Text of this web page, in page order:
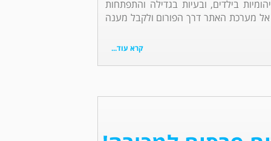
בילדים, ובעיות בגדילה והתפתחות
אל מערכת האתר דרך הפורום ולקבל מענה
קרא עוד...